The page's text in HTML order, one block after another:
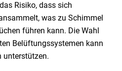
Risiko, dass sich
was zu Schimmel
führen kann. Die Wahl
Belüftungssystemen kann
unterstützen.